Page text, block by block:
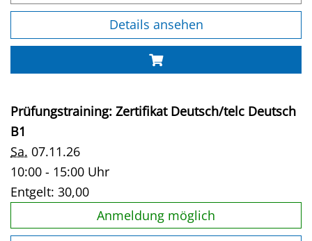
Details ansehen
Prüfungstraining: Zertifikat Deutsch/telc Deutsch
B1
Sa. 07.11.26
10:00 - 15:00 Uhr
Entgelt: 30,00
Anmeldung möglich